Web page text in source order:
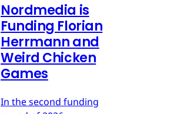
Nordmedia is
Funding Florian
Herrmann and
Weird Chicken
Games
In the second funding